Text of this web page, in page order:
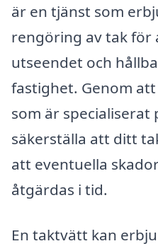
är en tjänst som
rengöring av tak
utseendet och
fastighet. Genom
som är
säkerställa att ditt
att eventuella
åtgärdas i tid.
En taktvätt kan